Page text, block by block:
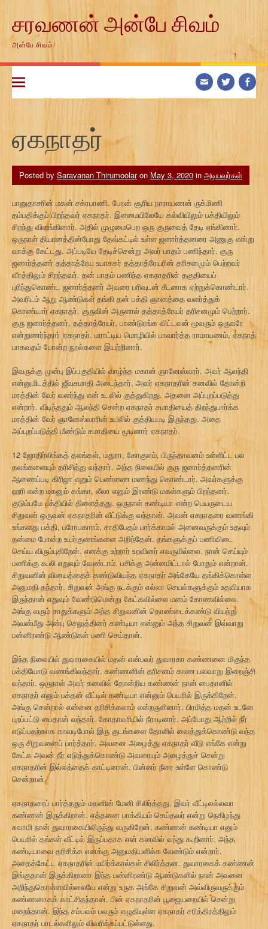
contentசரவணன் அன்பே சிவம்
அன்பே சிவம்!
ஏகநாதர்
Posted by Saravanan Thirumoolaron May 3, 2020 in அடியவர்கள்
பானுதாசரின் மகன் சக்ரபாணி. பேரன் சூரிய நாராயணன் ருக்மிணி
தம்பதிக்குப் பிறந்தவர் ஏகநாதர். இளமையிலேயே கல்வியிலும் பக்தியிலும்
சிறந்து விளங்கினார். அதில் முழுமைபெற ஒரு குருவைத் தேடி ஏங்கினார்.
ஒருநாள் தியானத்தின்போது தேவ்கட்டில் உள்ள ஜனார்த்தனரை அணுகு என்று
வாக்கு கேட்டது. அப்படியே தேடிச்சென்று அவர் பாதம் பணிந்தார். குரு
ஜனார்த்தனர் தத்தாத்ரேய உபாசகர் தத்தாத்ரேயரின் தரிசனமும் பெற்றவர்
வீரத்திலும் சிறந்தவர். தன் பாதம் பணிந்த ஏகநாதரின் தகுதியைப்
புரிந்துகொண்ட ஜனார்த்தனர் அவரை பரிவுடன் சீடனாக ஏற்றுக்கொண்டார்.
அவரிடம் ஆறு ஆண்டுகள் தங்கி தன் பக்தி ஞானத்தை வளர்த்துக்
கொண்டார் ஏகநாதர். குருவின் அருளால் தத்தாத்ரேயர் தரிசனமும் பெற்றார்.
குரு ஜனார்த்தனர், தத்தாத்ரேயர், பாண்டுரங்க விட்டலன் மூவரும் ஒருவரே
என்றுணர்ந்தார் ஏகநாதர். மராட்டிய மொழியில் பாவார்த்த ராமாயணம், ஏகநாத்
பாகவதம் போன்ற நூல்களை இயற்றினார்.
இவருக்கு முன்பு இப்பகுதியில் வாழ்ந்த மகான் ஞானேஸ்வரர். அவர் ஆலந்தி
என்னுமிடத்தில் ஜீவசமாதி அடைந்தார். அவர் ஏகநாதரின் கனவில் தோன்றி
மரத்தின் வேர் வளர்ந்து என் உடலில் குத்துகிறது. அதனை அப்புறப்படுத்து
என்றார். விடிந்ததும் ஆலந்தி சென்ற ஏகநாதர் சமாதியைத் திறந்துபார்க்க
மரத்தின் வேர் ஞானேஸ்வரரின் உடலில் குத்தியபடி இருந்தது. அதை
அப்புறப்படுத்தி மீண்டும் சமாதியை மூடினார் ஏகநாதர்.
12 ஜோதிர்லிங்கத் தலங்கள், மதுரா, கோகுலம், பிருந்தாவனம் உள்ளிட்ட பல
தலங்களையும் தரிசித்து வந்தார். அந்த நிலையில் குரு ஜனார்த்தனரின்
ஆணைப்படி கிரிஜா எனும் பெண்ணை மணந்து கொண்டார். அவர்களுக்கு
ஹரி என்ற மகனும் கங்கா, லீலா எனும் இரண்டு மகள்களும் பிறந்தனர்.
குடும்பமே பக்தியில் திளைத்தது. ஒருநாள் கண்டியா என்ற பெயருடைய
சிறுவன் ஒருவன் ஏகநாதரின் வீட்டுக்கு வந்தான். அவன் ஏகநாதரை வணங்கி
உங்களது பக்தி, பரோபகாரம், சாதிபேதம் பார்க்காமல் அனைவருக்கும் உதவும்
தன்மை போன்ற உயர்குணங்களை அறிந்தேன். தங்களுக்குப் பணிவிடை
செய்ய விரும்புகிறேன். எனக்கு உற்றார் உறவினர் எவருமில்லை. நான் செய்யும்
பணிக்கு கூலி எதுவும் வேண்டாம். பசிக்கு அன்னமிட்டால் போதும் என்றான்.
சிறுவனின் வினயத்தைக் கண்டுவியந்த ஏகநாதர் அங்கேயே தங்கிக்கொள்ள
அனுமதி தந்தார். சிறுவன் அங்கு நடக்கும் எல்லா செயல்களுக்கும் உதவியாக
இருந்தான் எதுவும் வேண்டுமென்று கேட்கவில்லை மனம் கோணவில்லை.
அங்கு வரும் சாதுக்களும் அந்த சிறுவனின் தொண்டைக்கண்டு வியந்து
அவன்மீது அன்பு செலுத்தினர் கண்டியா என்னும் அந்த சிறுவன் இவ்வாறு
பன்னிரண்டு ஆண்டுகள் பணி செய்தான்.
இந்த நிலையில் துவாரகையில் மதன் என்பவர் துவாரகா கண்ணனை மிகுந்த
பக்தியோடு வணங்கிவந்தார். கண்ணனின் தரிசனம் காண பலவாறு இறைஞ்சி
வந்தார். ஒருநாள் அவர் கனவில் தோன்றிய கண்ணன் நான் பைதானில்
ஏகநாதர் எனும் பக்தன் வீட்டில் கண்டியா என்னும் பெயரில் இருக்கிறேன்.
அங்கு சென்றால் என்னை தரிசிக்கலாம் என்றருளினார். பிரமித்த மதன் உடனே
புறப்பட்டு பைதான் வந்தார். கோதாவரியில் நீராடினார். அப்போது ஆற்றில் நீர்
எடுப்பதற்காக காவடிபோல் இரு குடங்களை தோளில் வைத்துக்கொண்டு வந்த
ஒரு சிறுவனைப் பார்த்தார். அவனை அழைத்து ஏகநாதர் வீடு எங்கே என்று
கேட்க அவன் நீர் எடுத்துக்கொண்டு அவரையும் அழைத்துச் சென்று
ஏகநாதரின் இல்லத்தைக் காட்டினான். பின்னர் நீரை உள்ளே கொண்டு
சென்றான்.
ஏகநாதரைப் பார்த்ததும் மதனின் மேனி சிலிர்த்தது. இவர் வீட்டிலல்லவா
கண்ணன் இருக்கிறான். எத்தனை பாக்கியம் செய்தவர் என்று நெகிழந்து
சுவாமி நான் துவாரகையிலிருந்து வருகிறேன். கண்ணன் கண்டியா எனும்
பெயரில் தங்கள் வீட்டில் இருப்பதாக என் கனவில் வந்து கூறினார். அந்த
கண்டியாவை தரிசிக்க எனக்கு அனுமதியளிக்க வேண்டும் என்றார்.
அதைக்கேட்ட ஏகநாதரின் மயிர்க்கால்கள் சிலிர்த்தன. துவாரகைக் கண்ணன்
இங்குதான் இருக்கிறானா இந்த பன்னிரண்டு ஆண்டுகளில் நான் அவனை
அறிந்துகொள்ளவில்லையே என்று உருக அங்கே சிறுவன் அவ்விருவருக்கும்
கண்ணனாகக் காட்சிதந்தான். பின் ஏகநாதரின் பூஜையறையில் சென்று
மறைந்தான். இந்த சம்பவம் பலரும் எழுதியுள்ள ஏகநாதர் சரித்திரத்திலும்
ஏகநாதர் பாடல்களிலும் விவரிக்கப்பட்டுள்ளது.